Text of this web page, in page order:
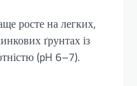
росте на легких,
ґрунтах із
(pH 6–7).